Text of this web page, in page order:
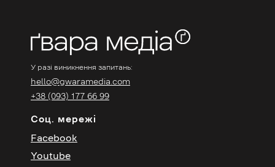
У разі виникнення запитань:
hello@gwaramedia.com
+38 (093) 177 66 99
Соц. мережі
Facebook
Youtube